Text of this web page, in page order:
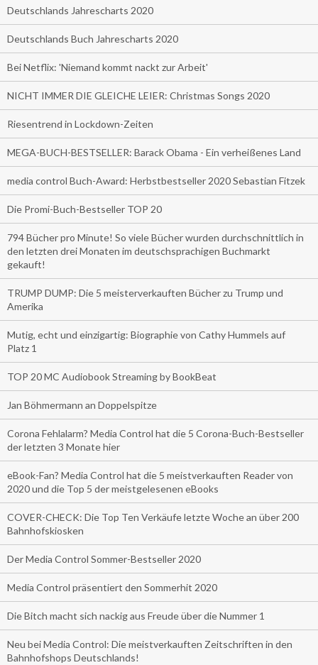
Deutschlands Jahrescharts 2020
Deutschlands Buch Jahrescharts 2020
Bei Netflix: 'Niemand kommt nackt zur Arbeit'
NICHT IMMER DIE GLEICHE LEIER: Christmas Songs 2020
Riesentrend in Lockdown-Zeiten
MEGA-BUCH-BESTSELLER: Barack Obama - Ein verheißenes Land
media control Buch-Award: Herbstbestseller 2020 Sebastian Fitzek
Die Promi-Buch-Bestseller TOP 20
794 Bücher pro Minute! So viele Bücher wurden durchschnittlich in
den letzten drei Monaten im deutschsprachigen Buchmarkt
gekauft!
TRUMP DUMP: Die 5 meisterverkauften Bücher zu Trump und
Amerika
Mutig, echt und einzigartig: Biographie von Cathy Hummels auf
Platz 1
TOP 20 MC Audiobook Streaming by BookBeat
Jan Böhmermann an Doppelspitze
Corona Fehlalarm? Media Control hat die 5 Corona-Buch-Bestseller
der letzten 3 Monate hier
eBook-Fan? Media Control hat die 5 meistverkauften Reader von
2020 und die Top 5 der meistgelesenen eBooks
COVER-CHECK: Die Top Ten Verkäufe letzte Woche an über 200
Bahnhofskiosken
Der Media Control Sommer-Bestseller 2020
Media Control präsentiert den Sommerhit 2020
Die Bitch macht sich nackig aus Freude über die Nummer 1
Neu bei Media Control: Die meistverkauften Zeitschriften in den
Bahnhofshops Deutschlands!